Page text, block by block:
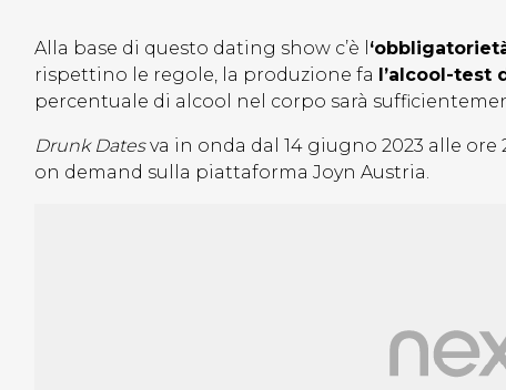
Alla base di questo dating show c’è l
rispettino le regole, la produzione fa l’alcool-test
percentuale di alcool nel corpo sarà
Drunk Datesva in onda dal 14 giugno 2023 alle ore
on demand sulla piattaforma Joyn Austria.